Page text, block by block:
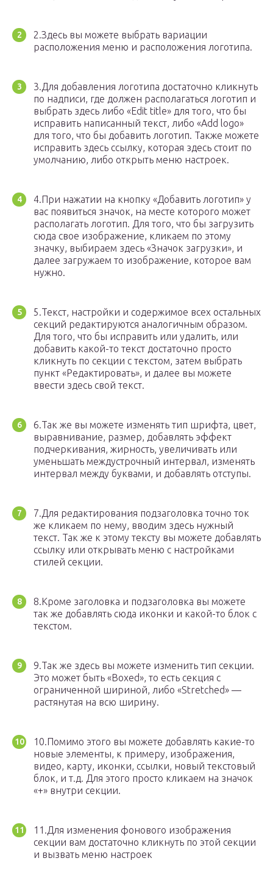
2.Здесь вы можете выбрать вариации
расположения меню и расположения логотипа.
3.Для добавления логотипа достаточно кликнуть
по надписи, где должен располагаться логотип и
выбрать здесь либо «Edit title» для того, что бы
исправить написанный текст, либо «Add logo»
для того, что бы добавить логотип. Также можете
исправить здесь ссылку, которая здесь стоит по
умолчанию, либо открыть меню настроек.
4.При нажатии на кнопку «Добавить логотип» у
вас появиться значок, на месте которого может
располагать логотип. Для того, что бы загрузить
сюда свое изображение, кликаем по этому
значку, выбираем здесь «Значок загрузки», и
далее загружаем то изображение, которое вам
нужно.
5.Текст, настройки и содержимое всех остальных
секций редактируются аналогичным образом.
Для того, что бы исправить или удалить, или
добавить какой-то текст достаточно просто
кликнуть по секции с текстом, затем выбрать
пункт «Редактировать», и далее вы можете
ввести здесь свой текст.
6.Так же вы можете изменять тип шрифта, цвет,
выравнивание, размер, добавлять эффект
подчеркивания, жирность, увеличивать или
уменьшать междустрочный интервал, изменять
интервал между буквами, и добавлять отступы.
7.Для редактирования подзаголовка точно ток
же кликаем по нему, вводим здесь нужный
текст. Так же к этому тексту вы можете добавлять
ссылку или открывать меню с настройками
стилей секции.
8.Кроме заголовка и подзаголовка вы можете
так же добавлять сюда иконки и какой-то блок с
текстом.
9.Так же здесь вы можете изменить тип секции.
Это может быть «Boxed», то есть секция с
ограниченной шириной, либо «Stretched» —
растянутая на всю ширину.
10.Помимо этого вы можете добавлять какие-то
новые элементы, к примеру, изображения,
видео, карту, иконки, ссылки, новый текстовый
блок, и т.д. Для этого просто кликаем на значок
«+» внутри секции.
11.Для изменения фонового изображения
секции вам достаточно кликнуть по этой секции
и вызвать меню настроек